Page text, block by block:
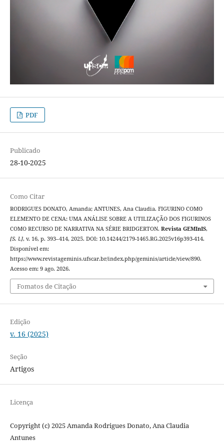
PDF
Publicado
28-10-2025
Como Citar
RODRIGUES DONATO, Amanda; ANTUNES, Ana Claudia. FIGURINO COMO
ELEMENTO DE CENA: UMA ANÁLISE SOBRE A UTILIZAÇÃO DOS FIGURINOS
COMO RECURSO DE NARRATIVA NA SÉRIE BRIDGERTON. Revista GEMInIS,
[S. l.], v. 16, p. 393–414, 2025. DOI: 10.14244/2179-1465.RG.2025v16p393-414.
Disponível em:
https://www.revistageminis.ufscar.br/index.php/geminis/article/view/890.
Acesso em: 9 ago. 2026.
Fomatos de Citação
Edição
v. 16 (2025)
Seção
Artigos
Licença
Copyright (c) 2025 Amanda Rodrigues Donato, Ana Claudia
Antunes